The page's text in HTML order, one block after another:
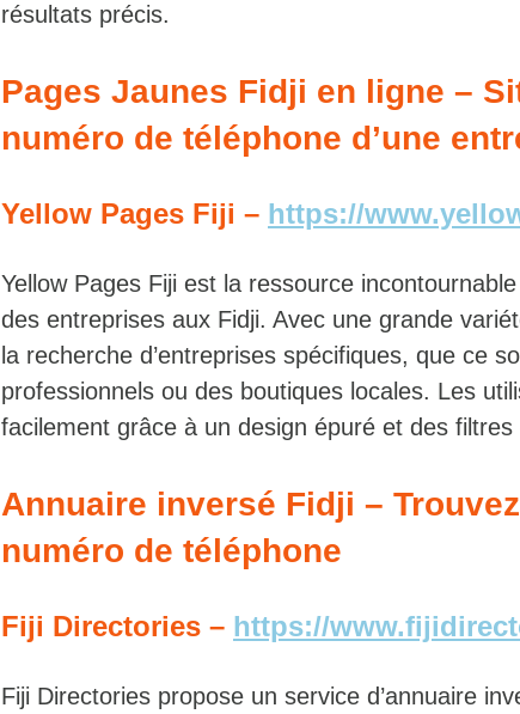
résultats précis.
Pages Jaunes Fidji en ligne –
numéro de téléphone d’une
Yellow Pages Fiji – https://
Yellow Pages Fiji est la ressource
des entreprises aux Fidji. Avec une grande
la recherche d’entreprises spécifiques, que ce
professionnels ou des boutiques locales. Les
facilement grâce à un design épuré et des filtres
Annuaire inversé Fidji –
numéro de téléphone
Fiji Directories – https://
Fiji Directories propose un service d’annuaire